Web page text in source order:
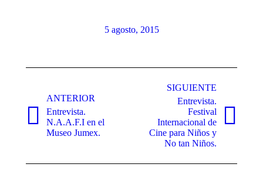
5 agosto, 2015
publicaciones
ANTERIOR
Publicación
anterior:
Entrevista.
N.A.A.F.I en el
Museo Jumex.
SIGUIENTE
Publicación
siguiente:
Entrevista.
Festival
Internacional de
Cine para Niños y
No tan Niños.